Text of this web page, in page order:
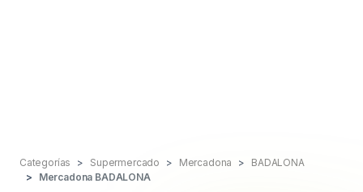
Categorías Supermercado Mercadona
BADALONA
Mercadona BADALONA